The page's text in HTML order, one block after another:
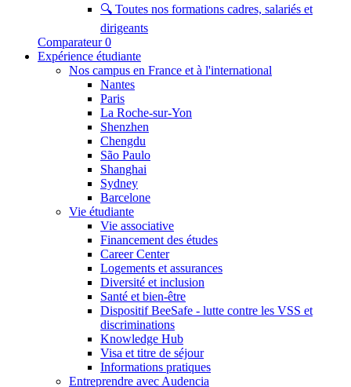
🔍 Toutes nos formations cadres, salariés et
dirigeants
Comparateur 0
Expérience étudiante
Nos campus en France et à l'international
Nantes
Paris
La Roche-sur-Yon
Shenzhen
Chengdu
São Paulo
Shanghai
Sydney
Barcelone
Vie étudiante
Vie associative
Financement des études
Career Center
Logements et assurances
Diversité et inclusion
Santé et bien-être
Dispositif BeeSafe - lutte contre les VSS et
discriminations
Knowledge Hub
Visa et titre de séjour
Informations pratiques
Entreprendre avec Audencia